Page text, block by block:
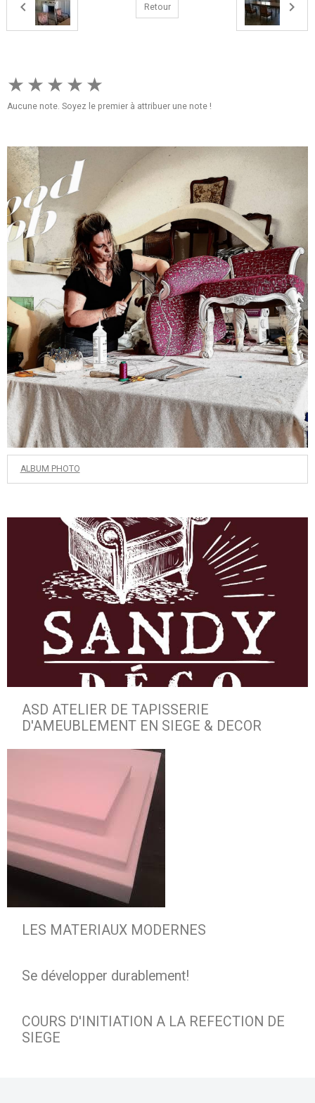
Retour
★ ★ ★ ★ ★
Aucune note. Soyez le premier à attribuer une note !
ALBUM PHOTO
ASD ATELIER DE TAPISSERIE
D'AMEUBLEMENT EN SIEGE & DECOR
LES MATERIAUX MODERNES
Se développer durablement!
COURS D'INITIATION A LA REFECTION DE
SIEGE